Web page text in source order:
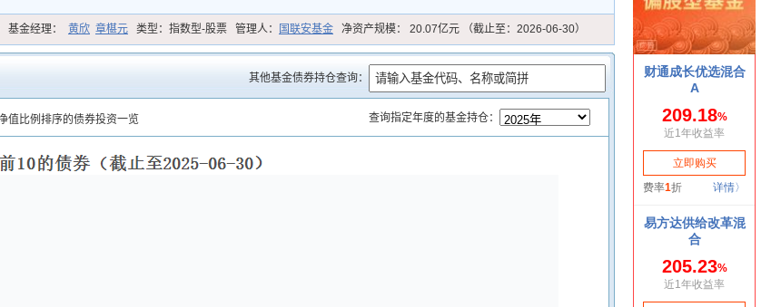
基金经理： 黄欣 章椹元 类型： 指数型-股票 管理人： 国联安基金 净资产规模： 20.07亿元 （截止至：2026-06-30）
其他基金债券持仓查询：
值比例排序的债券投资一览 查询指定年度的基金持仓：